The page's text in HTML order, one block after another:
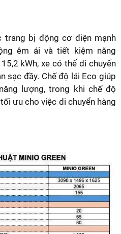
bị động cơ điện mạnh
êm ái và tiết kiệm năng
kWh, xe có thể di chuyển
sạc đầy. Chế độ lái Eco giúp
lượng, trong khi chế độ
ưu cho việc di chuyển hàng